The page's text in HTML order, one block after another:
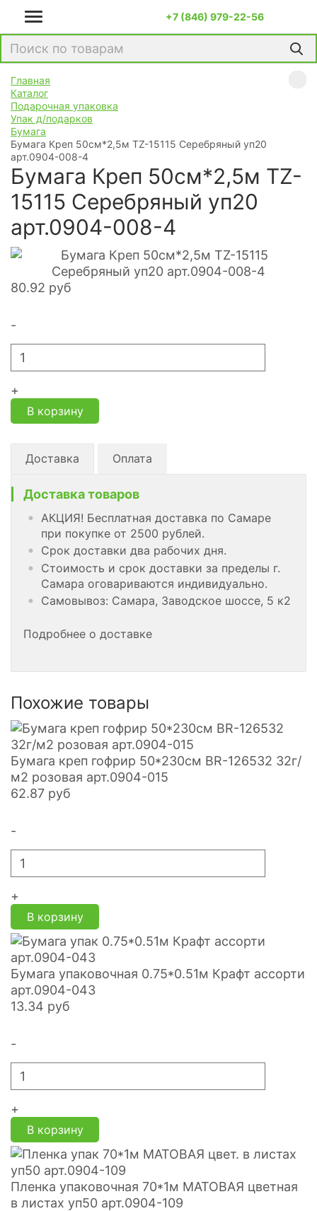
+7 (846) 979-22-56
Главная
Каталог
Подарочная упаковка
Упак д/подарков
Бумага
Бумага Креп 50см*2,5м TZ-15115 Серебряный уп20
арт.0904-008-4
Бумага Креп 50см*2,5м TZ-
15115 Серебряный уп20
арт.0904-008-4
80.92 руб
-
+
В корзину
Доставка Оплата
Доставка товаров
АКЦИЯ! Бесплатная доставка по Самаре
при покупке от 2500 рублей.
Срок доставки два рабочих дня.
Стоимость и срок доставки за пределы г.
Самара оговариваются индивидуально.
Самовывоз: Самара, Заводское шоссе, 5 к2
Подробнее о доставке
Похожие товары
Бумага креп гофрир 50*230см BR-126532 32г/
м2 розовая арт.0904-015
62.87 руб
-
+
В корзину
Бумага упаковочная 0.75*0.51м Крафт ассорти
арт.0904-043
13.34 руб
-
+
В корзину
Пленка упаковочная 70*1м МАТОВАЯ цветная
в листах уп50 арт.0904-109